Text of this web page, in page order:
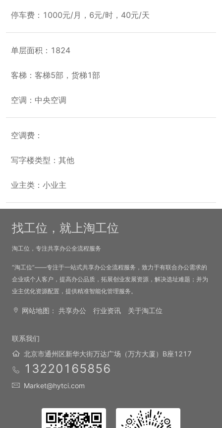
停车费：1000元/月，6元/时，40元/天
单层面积：1824
客梯：客梯5部，货梯1部
空调：中央空调
空调费：
写字楼类型：其他
业主类：小业主
找工位，就上淘工位
淘工位，专注共享办公全流程服务
“淘工位”——专注于一站式共享办公全流程服务，致力于有联合办公需求的
企业或个人客户，提高办公品质，拓展创业发展资源，解决选址难题；并为
业主优化资源配置，提供精准智能化管理服务。
网站地图： 共享办公 行业资讯 关于淘工位
联系我们
北京市通州区新华大街万达广场（万方大厦）B座1217
13220165856
Market@hytci.com